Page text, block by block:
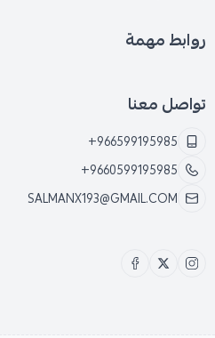
روابط مهمة
تواصل معنا
+966599195985
+9660599195985
SALMANX193@GMAIL.COM